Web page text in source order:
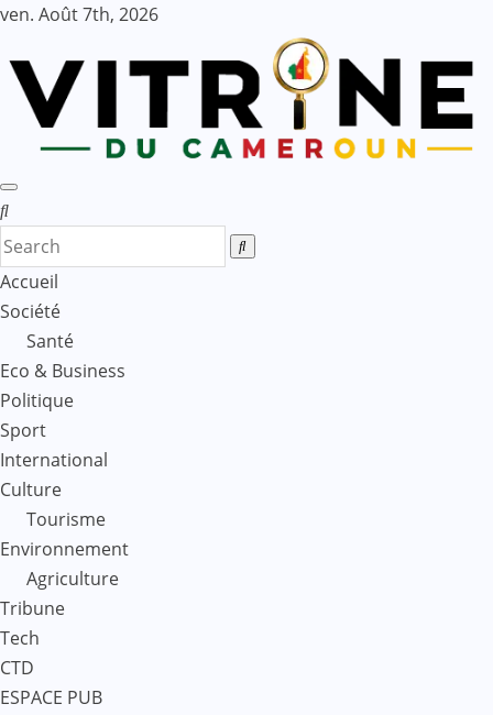
Skip
content
ven. Août 7th, 2026
Accueil
Société
Santé
Eco & Business
Politique
Sport
International
Culture
Tourisme
Environnement
Agriculture
Tribune
Tech
CTD
ESPACE PUB